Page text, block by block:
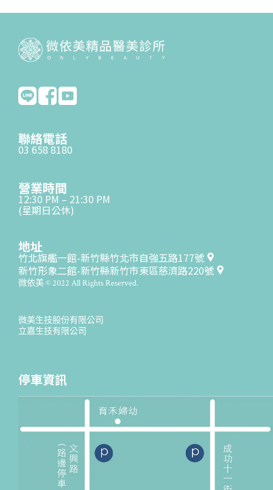
聯絡電話
03 658 8180
營業時間
12:30 PM – 21:30 PM
(星期日公休)
地址
竹北旗艦一館-新竹縣竹北市自強五路177號
新竹形象二館-新竹縣新竹市東區慈濟路220號
微依美 © 2022 All Rights Reserved.
微美生技股份有限公司
立嘉生技有限公司
停車資訊